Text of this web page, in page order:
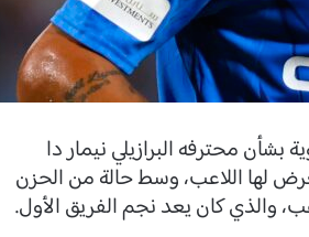
محترفه البرازيلي نيمار دا
لها اللاعب، وسط حالة من الحزن
والذي كان يعد نجم الفريق الأول.